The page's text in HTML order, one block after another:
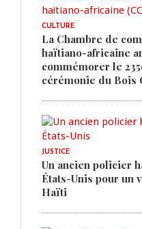
CULTURE
La Chambre de
haïtiano-africaine
commémorer le
cérémonie du Bois
JUSTICE
Un ancien policier
États-Unis pour un
Haïti